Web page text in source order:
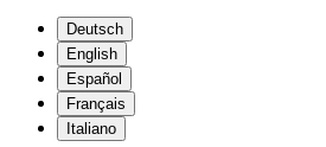
Deutsch
English
Español
Français
Italiano